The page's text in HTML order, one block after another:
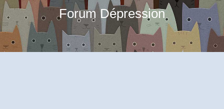
Forum Dépression